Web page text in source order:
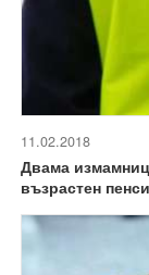
11.02.2018
Двама
възрастен